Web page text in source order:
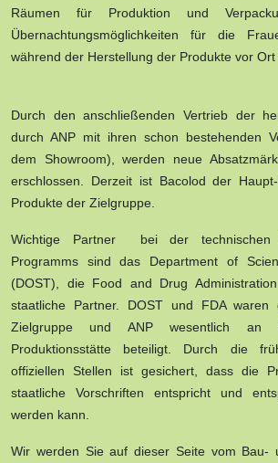
Räumen für Produktion und
Übernachtungsmöglichkeiten für die
während der Herstellung der Produkte vor Ort
Durch den anschließenden Vertrieb der
durch ANP mit ihren schon bestehenden
dem Showroom), werden neue
erschlossen. Derzeit ist Bacolod der
Produkte der Zielgruppe.
Wichtige Partner bei der technischen
Programms sind das Department of
(DOST), die Food and Drug
staatliche Partner. DOST und FDA waren
Zielgruppe und ANP wesentlich an
Produktionsstätte beteiligt. Durch die
offiziellen Stellen ist gesichert, dass die
staatliche Vorschriften entspricht und
werden kann.
Wir werden Sie auf dieser Seite vom Bau-